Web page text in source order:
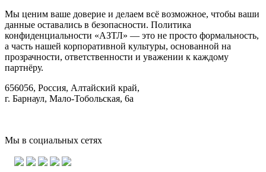
Мы ценим ваше доверие и делаем всё возможное, чтобы ваши
данные оставались в безопасности. Политика
конфиденциальности «АЗТЛ» — это не просто формальность,
а часть нашей корпоративной культуры, основанной на
прозрачности, ответственности и уважении к каждому
партнёру.
656056, Россия, Алтайский край,
г. Барнаул, Мало-Тобольская, 6а
Мы в социальных сетях